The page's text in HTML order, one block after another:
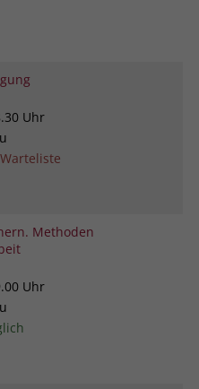
Uhr
Methoden
Uhr